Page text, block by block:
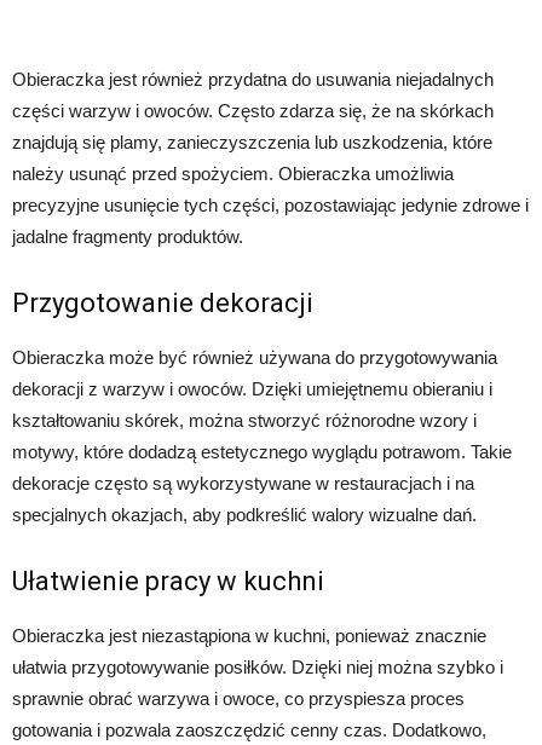
Obieraczka jest również przydatna do usuwania niejadalnych
części warzyw i owoców. Często zdarza się, że na skórkach
znajdują się plamy, zanieczyszczenia lub uszkodzenia, które
należy usunąć przed spożyciem. Obieraczka umożliwia
precyzyjne usunięcie tych części, pozostawiając jedynie zdrowe i
jadalne fragmenty produktów.
Przygotowanie dekoracji
Obieraczka może być również używana do przygotowywania
dekoracji z warzyw i owoców. Dzięki umiejętnemu obieraniu i
kształtowaniu skórek, można stworzyć różnorodne wzory i
motywy, które dodadzą estetycznego wyglądu potrawom. Takie
dekoracje często są wykorzystywane w restauracjach i na
specjalnych okazjach, aby podkreślić walory wizualne dań.
Ułatwienie pracy w kuchni
Obieraczka jest niezastąpiona w kuchni, ponieważ znacznie
ułatwia przygotowywanie posiłków. Dzięki niej można szybko i
sprawnie obrać warzywa i owoce, co przyspiesza proces
gotowania i pozwala zaoszczędzić cenny czas. Dodatkowo,